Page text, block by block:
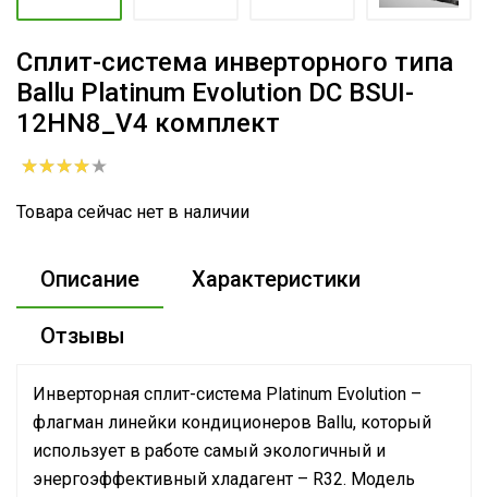
Сплит-система инверторного типа
Ballu Platinum Evolution DC BSUI-
12HN8_V4 комплект
Товара сейчас нет в наличии
Описание Характеристики
Отзывы
Инверторная сплит-система Platinum Evolution –
флагман линейки кондиционеров Ballu, который
использует в работе самый экологичный и
энергоэффективный хладагент – R32. Модель